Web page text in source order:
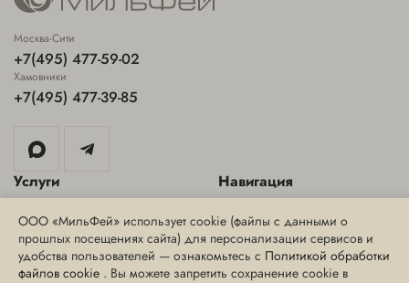
Москва-Сити
+7(495) 477-59-02
Хамовники
+7(495) 477-39-85
Услуги
Инъекционная косметология
Эстетическая косметология
Навигация
Специальные предложения
Блог
Интернет-магазин
ООО «МильФей» использует cookie (файлы с данными о
прошлых посещениях сайта) для персонализации сервисов и
удобства пользователей — ознакомьтесь с Политикой обработки
файлов cookie . Вы можете запретить сохранение cookie в